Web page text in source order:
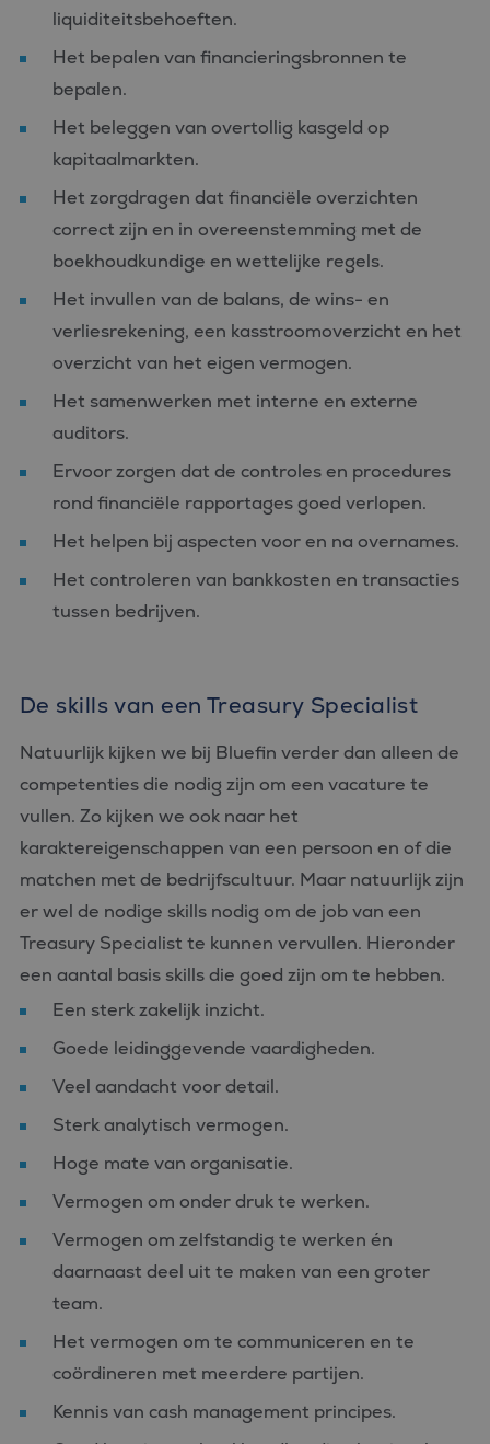
liquiditeitsbehoeften.
Het bepalen van financieringsbronnen te
bepalen.
Het beleggen van overtollig kasgeld op
kapitaalmarkten.
Het zorgdragen dat financiële overzichten
correct zijn en in overeenstemming met de
boekhoudkundige en wettelijke regels.
Het invullen van de balans, de wins- en
verliesrekening, een kasstroomoverzicht en het
overzicht van het eigen vermogen.
Het samenwerken met interne en externe
auditors.
Ervoor zorgen dat de controles en procedures
rond financiële rapportages goed verlopen.
Het helpen bij aspecten voor en na overnames.
Het controleren van bankkosten en transacties
tussen bedrijven.
De skills van een Treasury Specialist
Natuurlijk kijken we bij Bluefin verder dan alleen de
competenties die nodig zijn om een vacature te
vullen. Zo kijken we ook naar het
karaktereigenschappen van een persoon en of die
matchen met de bedrijfscultuur. Maar natuurlijk zijn
er wel de nodige skills nodig om de job van een
Treasury Specialist te kunnen vervullen. Hieronder
een aantal basis skills die goed zijn om te hebben.
Een sterk zakelijk inzicht.
Goede leidinggevende vaardigheden.
Veel aandacht voor detail.
Sterk analytisch vermogen.
Hoge mate van organisatie.
Vermogen om onder druk te werken.
Vermogen om zelfstandig te werken én
daarnaast deel uit te maken van een groter
team.
Het vermogen om te communiceren en te
coördineren met meerdere partijen.
Kennis van cash management principes.